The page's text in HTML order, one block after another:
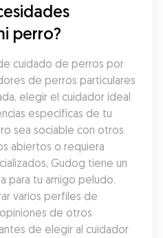
perro?
cuidado de perros por
de perros particulares
elegir el cuidador ideal
específicas de tu
sea sociable con otros
abiertos o requiera
Gudog tiene un
para tu amigo peludo.
varios perfiles de
de otros
de elegir al cuidador